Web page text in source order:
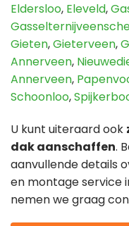
Eldersloo, Eleveld,
Gieten,Gieterveen,
Annerveen,
Annerveen,
Schoonloo,
U kunt uiteraard ook
dak aanschaffen.
aanvullende details
en montage service
nemen we graag